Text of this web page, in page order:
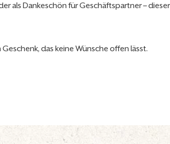
als Dankeschön für Geschäftspartner –
das keine Wünsche offen lässt.